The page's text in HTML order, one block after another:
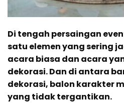
Di tengah persaingan
satu elemen yang sering
acara biasa dan acara
dekorasi. Dan di antara
dekorasi, balon karakter
yang tidak tergantikan.